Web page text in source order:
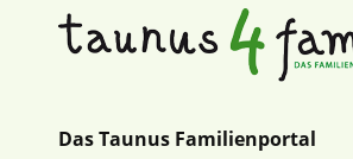
Das Taunus Familienportal